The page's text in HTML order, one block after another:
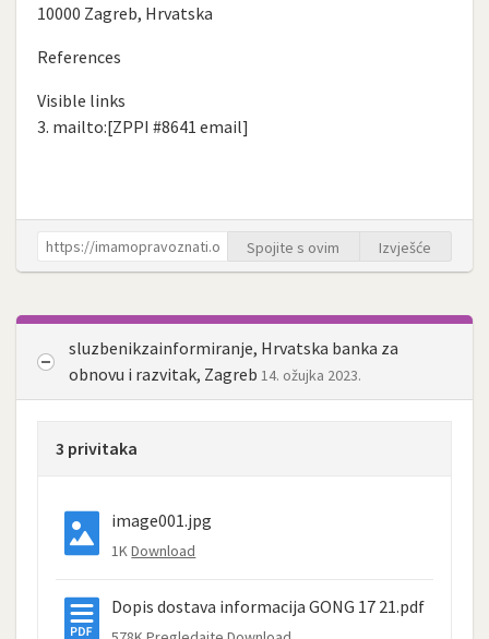
10000 Zagreb, Hrvatska
References
Visible links
3. mailto:[ZPPI #8641 email]
Spojite s ovim Izvješće
sluzbenikzainformiranje, Hrvatska banka za
obnovu i razvitak, Zagreb 14. ožujka 2023.
3 privitaka
image001.jpg
1KDownload
Dopis dostava informacija GONG 17 21.pdf